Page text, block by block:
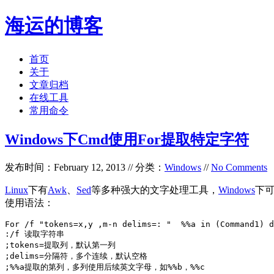
海运的博客
首页
关于
文章归档
在线工具
常用命令
Windows下Cmd使用For提取特定字符
发布时间：February 12, 2013 // 分类： Windows //No Comments
Linux下有Awk Sed等多种强大的文字处理工具， Windows下
使用语法：
For /f "tokens=x,y ,m-n delims=: "  %%a in (Command1)
:/f 读取字符串
;tokens=提取列，默认第一列
;delims=分隔符，多个连续，默认空格
;%%a提取的第列，多列使用后续英文字母，如%%b，%%c